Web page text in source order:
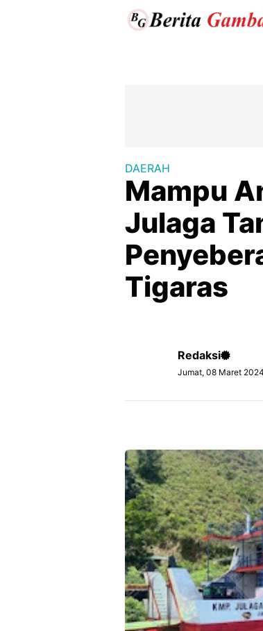
DAERAH
Mampu
Julaga
Tigaras
Redaksi
Jumat, 08 Maret